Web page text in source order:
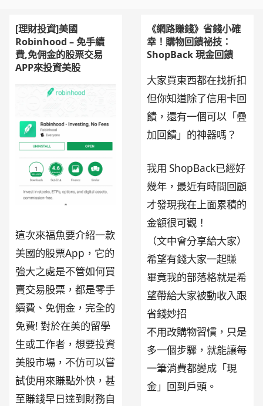
《網路賺錢》省錢小確
幸！購物回饋祕技：
ShopBack 現金回饋
大家買東西都在找折扣
但你知道除了信用卡回
饋，還有一個可以「疊
加回饋」的神器嗎？
我用 ShopBack已經好
幾年，最近有時間回顧
才發現我在上面累積的
金額很可觀！
（文中會分享給大家）
希望有錢大家一起賺
畢竟我的部落格就是希
望帶給大家被動收入跟
省錢妙招
不用改購物習慣，只是
多一個步驟，就能讓每
一筆消費都變成「現
金」回到戶頭。
[理財投資]美國
Robinhood – 免手續
費,免佣金的股票交易
APP來投資美股
這次來福魚要介紹一款
美國的股票App，它的
強大之處是不管如何買
賣交易股票，都是零手
續費、免佣金，完全的
免費! 對於在美的留學
生或工作者，想要投資
美股市場，不仿可以嘗
試使用來賺點外快，甚
至賺錢早日達到財務自